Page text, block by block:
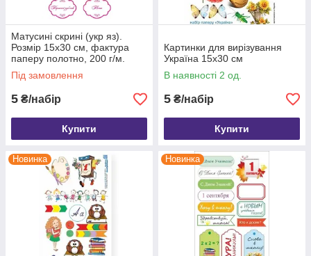
Матусині скрині (укр яз).
Розмір 15х30 см, фактура
паперу полотно, 200 г/м.
Під замовлення
5 ₴/набір
Купити
Картинки для вирізування
Україна 15х30 см
В наявності 2 од.
5 ₴/набір
Купити
Новинка Новинка